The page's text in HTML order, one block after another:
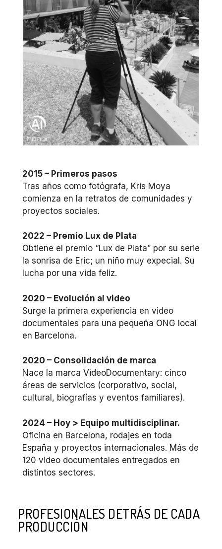
2015 – Primeros pasos
Tras años como fotógrafa, Kris Moya
comienza en la retratos de comunidades y
proyectos sociales.
2022 – Premio Lux de Plata
Obtiene el premio “Lux de Plata” por su serie
la sonrisa de Eric; un niño muy expecial. Su
lucha por una vida feliz.
2020 – Evolución al video
Surge la primera experiencia en video
documentales para una pequeña ONG local
en Barcelona.
2020 – Consolidación de marca
Nace la marca VideoDocumentary: cinco
áreas de servicios (corporativo, social,
cultural, biografías y eventos familiares).
2024 – Hoy > Equipo multidisciplinar.
Oficina en Barcelona, rodajes en toda
España y proyectos internacionales. Más de
120 video documentales entregados en
distintos sectores.
PROFESIONALES DETRÁS DE CADA
PRODUCCIÓN